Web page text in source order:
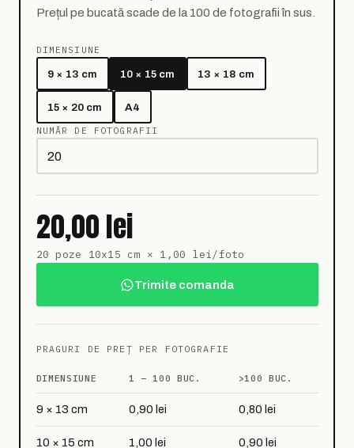
Prețul pe bucată scade de la 100 de fotografii în sus.
DIMENSIUNE
9 × 13 cm 10 × 15 cm 13 × 18 cm
15 × 20 cm
A4
NUMĂR DE FOTOGRAFII
20,00 lei
20 poze 10x15 cm × 1,00 lei/foto
Trimite comanda
PRAGURI DE PREȚ PER FOTOGRAFIE
DIMENSIUNE 1 – 100 BUC. >100 BUC.
9 × 13 cm 0,90 lei 0,80 lei
10 × 15 cm 1,00 lei 0,90 lei